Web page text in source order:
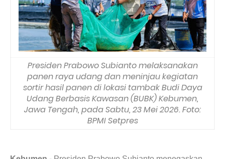
Presiden Prabowo Subianto melaksanakan
panen raya udang dan meninjau kegiatan
sortir hasil panen di lokasi tambak Budi Daya
Udang Berbasis Kawasan (BUBK) Kebumen,
Jawa Tengah, pada Sabtu, 23 Mei 2026. Foto:
BPMI Setpres